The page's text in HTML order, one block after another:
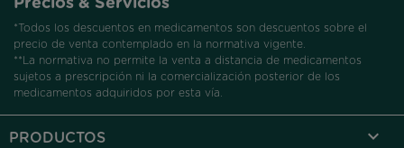
Precios & Servicios
*Todos los descuentos en medicamentos son descuentos sobre el
precio de venta contemplado en la normativa vigente.
**La normativa no permite la venta a distancia de medicamentos
sujetos a prescripción ni la comercialización posterior de los
medicamentos adquiridos por esta vía.
PRODUCTOS 